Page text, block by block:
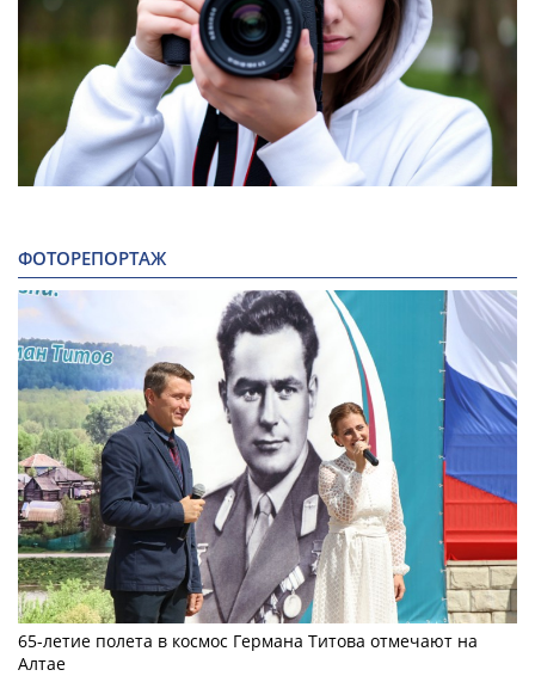
ФОТОРЕПОРТАЖ
65-летие полета в космос Германа Титова отмечают на
Алтае